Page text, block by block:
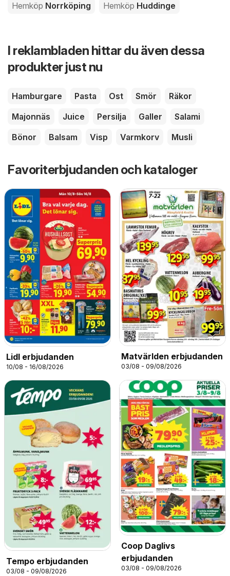
Hemköp Norrköping Hemköp Huddinge
I reklambladen hittar du även dessa
produkter just nu
Hamburgare Pasta Ost Smör
Räkor
Majonnäs
Juice Persilja Galler
Salami
Bönor
Balsam Visp Varmkorv Musli
Favoriterbjudanden och kataloger
Lidl erbjudanden
10/08 - 16/08/2026
Matvärlden erbjudanden
03/08 - 09/08/2026
Tempo erbjudanden
03/08 - 09/08/2026
Coop Daglivs
erbjudanden
03/08 - 09/08/2026